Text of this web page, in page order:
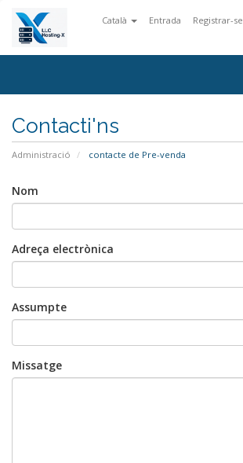
Català Entrada Registrar-se
Contacti'ns
Administració contacte de Pre-venda
Nom
Adreça electrònica
Assumpte
Missatge